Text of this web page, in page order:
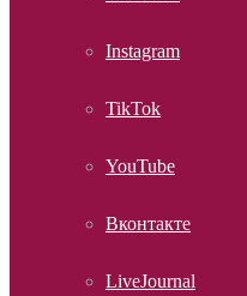
Instagram
TikTok
YouTube
Вконтакте
LiveJournal